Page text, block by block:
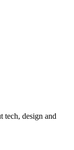
tech, design and